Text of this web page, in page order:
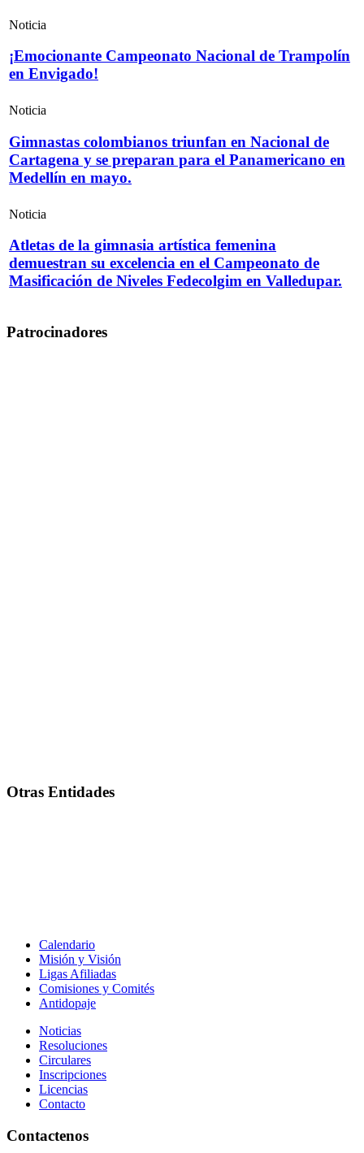
Noticia
¡Emocionante Campeonato Nacional de Trampolín
en Envigado!
Noticia
Gimnastas colombianos triunfan en Nacional de
Cartagena y se preparan para el Panamericano en
Medellín en mayo.
Noticia
Atletas de la gimnasia artística femenina
demuestran su excelencia en el Campeonato de
Masificación de Niveles Fedecolgim en Valledupar.
Patrocinadores
Otras Entidades
Calendario
Misión y Visión
Ligas Afiliadas
Comisiones y Comités
Antidopaje
Noticias
Resoluciones
Circulares
Inscripciones
Licencias
Contacto
Contactenos